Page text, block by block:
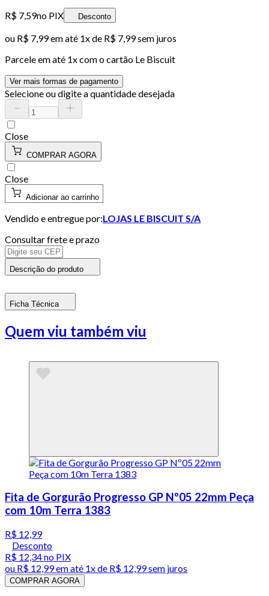
R$ 7,59no PIX Desconto
ou R$ 7,99em até 1x de R$ 7,99sem juros
Parcele em até 1x com o cartão Le Biscuit
Ver mais formas de pagamento
Selecione ou digite a quantidade desejada
Close
COMPRAR AGORA
Close
Adicionar ao carrinho
Vendido e entregue por:LOJAS LE BISCUIT S/A
Consultar frete e prazo
Descrição do produto
Ficha Técnica
Quem viu também viu
Fita de Gorgurão Progresso GP Nº05 22mm Peça
com 10m Terra 1383
R$ 12,99
Desconto
R$ 12,34no PIX
ou R$ 12,99em até 1x de R$ 12,99sem juros
COMPRAR AGORA